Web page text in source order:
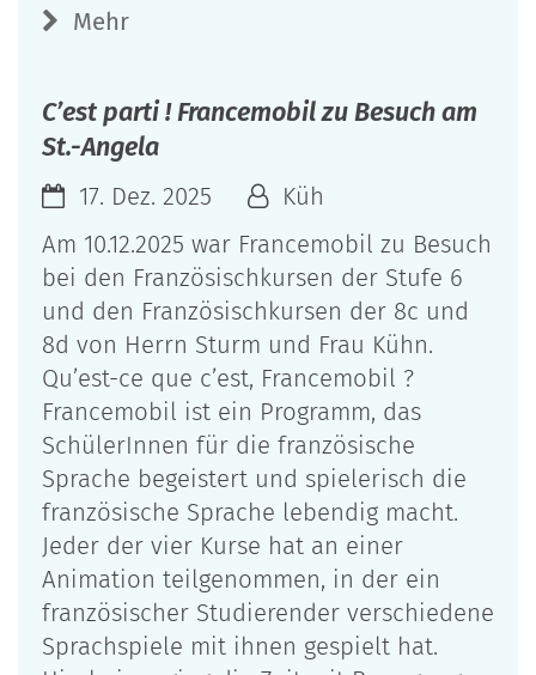
Mehr
C’est parti ! Francemobil zu Besuch am
St.-Angela
17. Dez. 2025
Küh
Am 10.12.2025 war Francemobil zu Besuch
bei den Französischkursen der Stufe 6
und den Französischkursen der 8c und
8d von Herrn Sturm und Frau Kühn.
Qu’est-ce que c’est, Francemobil ?
Francemobil ist ein Programm, das
SchülerInnen für die französische
Sprache begeistert und spielerisch die
französische Sprache lebendig macht.
Jeder der vier Kurse hat an einer
Animation teilgenommen, in der ein
französischer Studierender verschiedene
Sprachspiele mit ihnen gespielt hat.